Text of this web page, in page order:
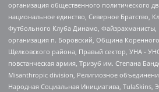
организация общественного политического
национальное единство, Северное Братство,
Футбольного Клуба Динамо, Файзрахманисты,
организация п. Боровский, Община Коренного
Щелковского района, Правый сектор, УНА -
повстанческая армия, Тризуб им. Степана
Misanthropic division, Религиозное
Народная Социальная Инициатива, TulaSkins,